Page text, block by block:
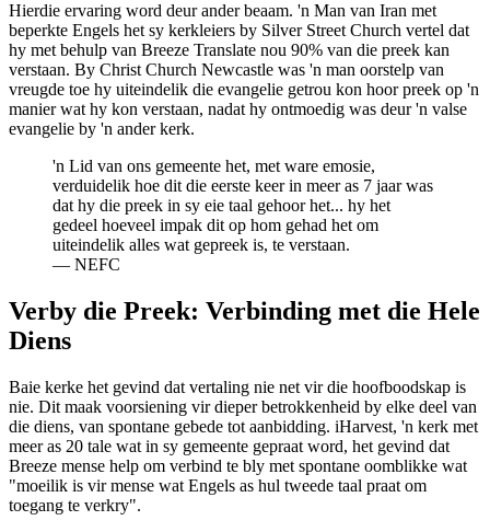
Hierdie ervaring word deur ander beaam. 'n Man van Iran met
beperkte Engels het sy kerkleiers by Silver Street Church vertel dat
hy met behulp van Breeze Translate nou 90% van die preek kan
verstaan. By Christ Church Newcastle was 'n man oorstelp van
vreugde toe hy uiteindelik die evangelie getrou kon hoor preek op 'n
manier wat hy kon verstaan, nadat hy ontmoedig was deur 'n valse
evangelie by 'n ander kerk.
'n Lid van ons gemeente het, met ware emosie,
verduidelik hoe dit die eerste keer in meer as 7 jaar was
dat hy die preek in sy eie taal gehoor het... hy het
gedeel hoeveel impak dit op hom gehad het om
uiteindelik alles wat gepreek is, te verstaan.
— NEFC
Verby die Preek: Verbinding met die Hele
Diens
Baie kerke het gevind dat vertaling nie net vir die hoofboodskap is
nie. Dit maak voorsiening vir dieper betrokkenheid by elke deel van
die diens, van spontane gebede tot aanbidding. iHarvest, 'n kerk met
meer as 20 tale wat in sy gemeente gepraat word, het gevind dat
Breeze mense help om verbind te bly met spontane oomblikke wat
"moeilik is vir mense wat Engels as hul tweede taal praat om
toegang te verkry".